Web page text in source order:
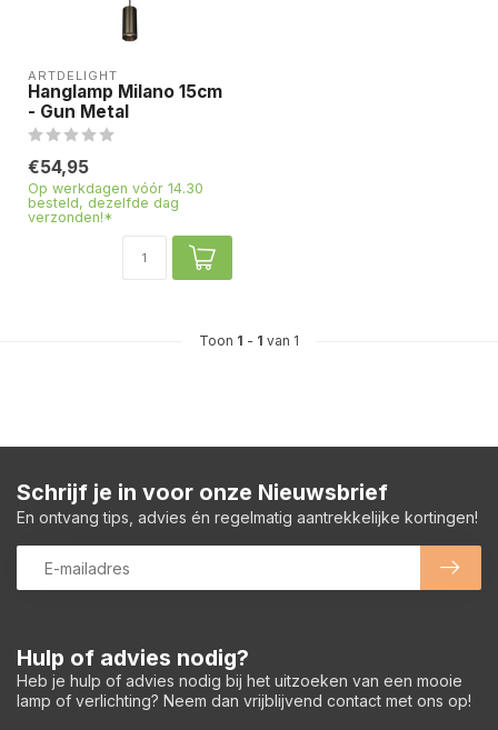
ARTDELIGHT
Hanglamp Milano 15cm
- Gun Metal
€54,95
Op werkdagen vóór 14.30
besteld, dezelfde dag
verzonden!*
Toon 1 - 1 van 1
Hulp of advies nodig?
Heb je hulp of advies nodig bij het uitzoeken van een mooie
lamp of verlichting? Neem dan vrijblijvend contact met ons op!
Schrijf je in voor onze Nieuwsbrief
En ontvang tips, advies én regelmatig aantrekkelijke kortingen!